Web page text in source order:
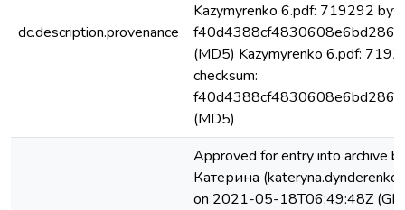
dc.description.provenance
Kazymyrenko 6.pdf: 719292
(MD5) Kazymyrenko 6.pdf:
checksum:
(MD5)
Approved for entry into archive
Катерина
on 2021-05-18T06:49:48Z